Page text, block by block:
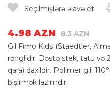
Seçilmişlərə əlavə et
4.98 AZN 8.3 AZN
Gil Fimo Kids (Staedtler,
rənglidir. Dəstə stek, tatu və
qara) daxildir. Polimer gili
bişirmək lazımdır.